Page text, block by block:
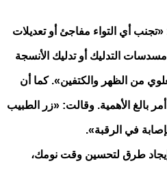
أي التواء مفاجئ أو تعديلات
التدليك أو تدليك الأنسجة
من الظهر والكتفين». كما أن
بالغ الأهمية. وقالت: «زر الطبيب
في الرقبة».
إيجاد طرق لتحسين وقت نومك،